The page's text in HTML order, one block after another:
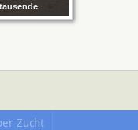
Zucht